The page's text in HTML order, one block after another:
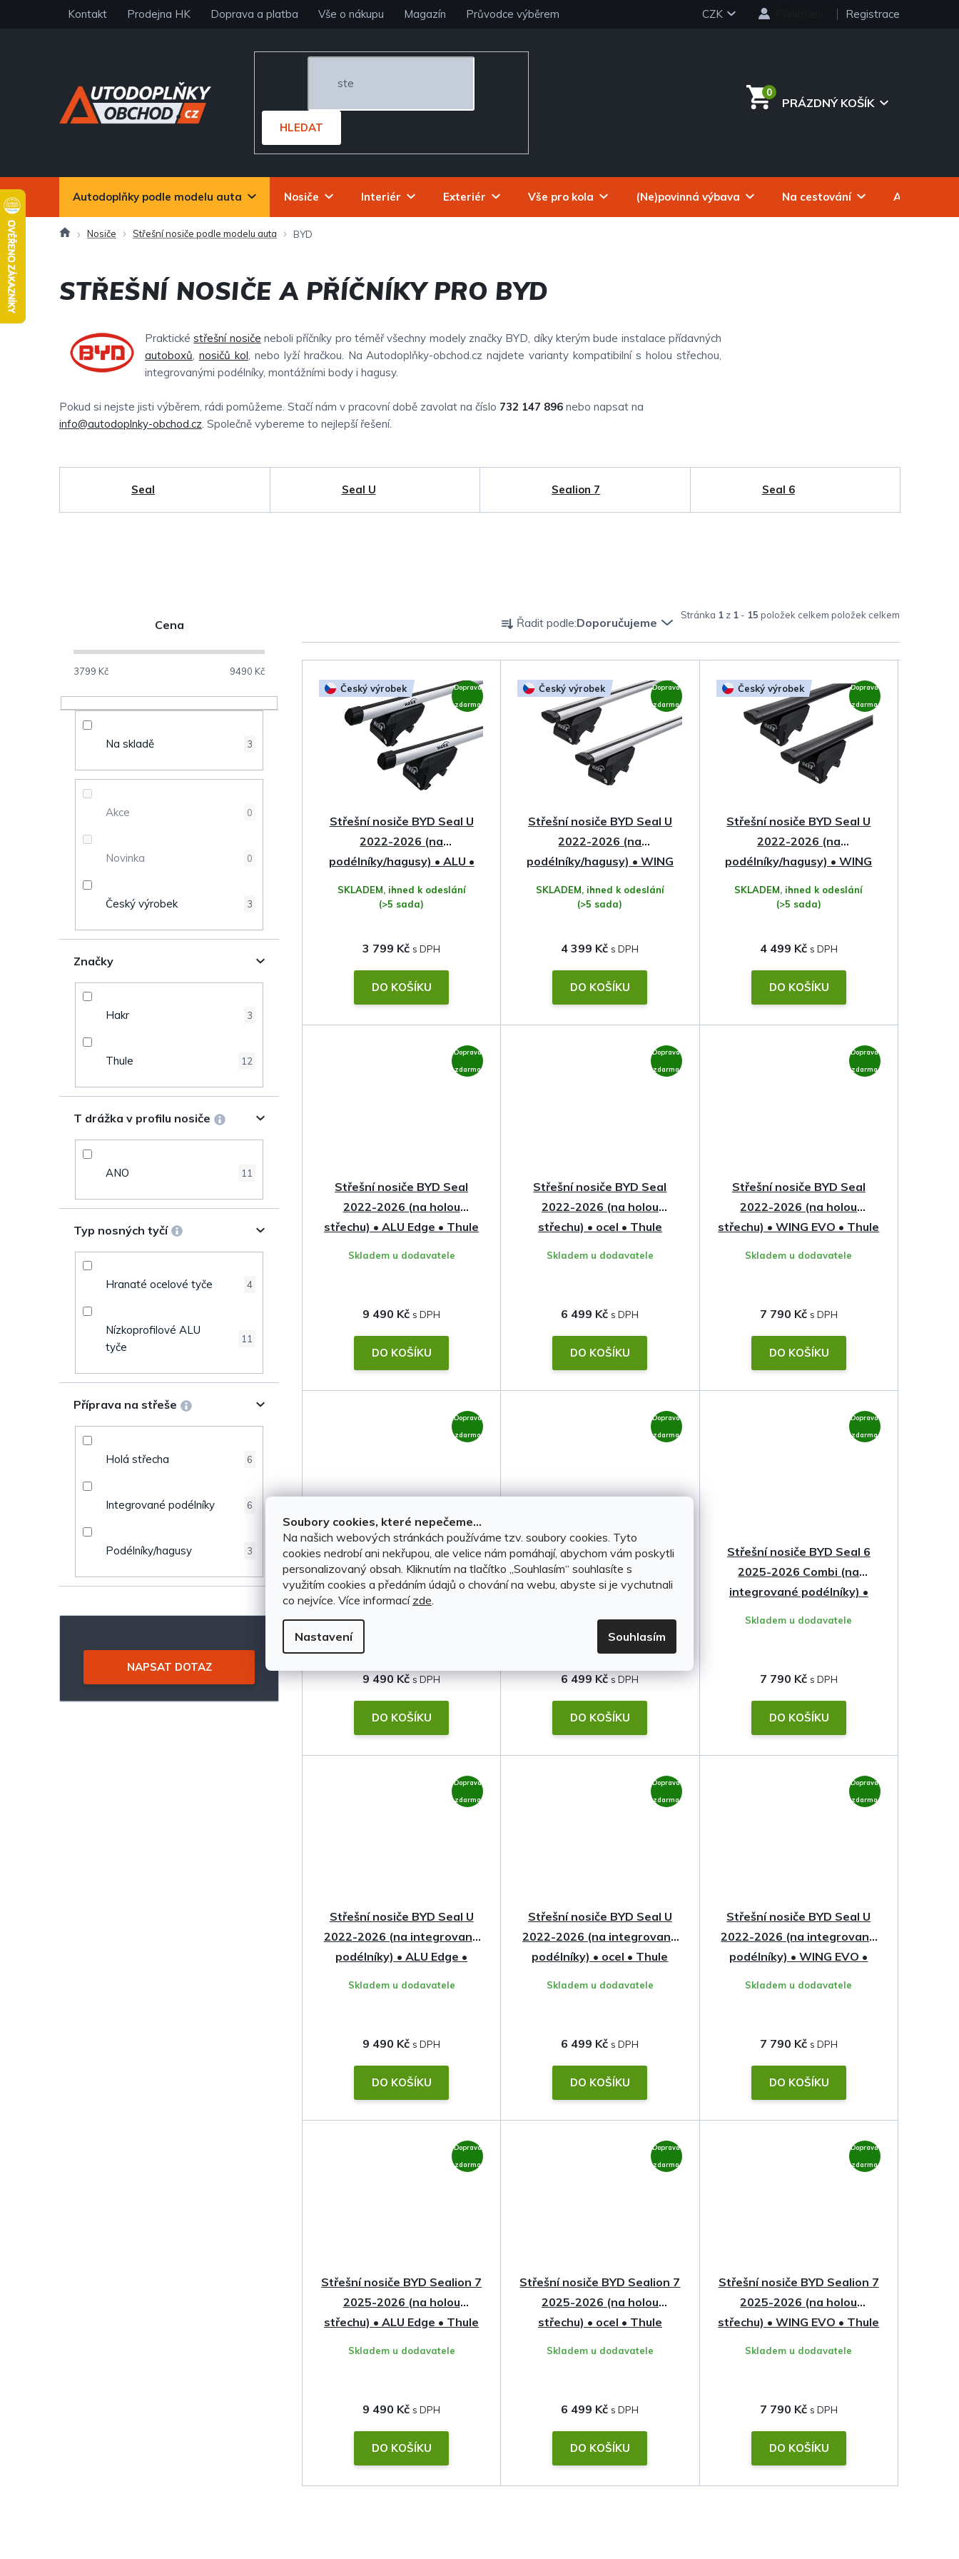
Soubory cookies, které nepečeme...
Na našich webových stránkách používáme tzv. soubory cookies. Tyto
cookies nedrobí ani nekřupou, ale velice nám pomáhají, abychom vám poskytli
personalizovaný obsah. Kliknutím na tlačítko ,,Souhlasím“ souhlasíte s
využitím cookies a předáním údajů o chování na webu, abyste si je vychutnali
co nejvíce. Více informací zde.
Nastavení Souhlasím
Kontakt Prodejna HK Doprava a platba Vše o nákupu Magazín Průvodce výběrem CZK Registrace
HLEDAT
PRÁZDNÝ KOŠÍK
Autodoplňky podle modelu auta Nosiče Interiér Exteriér Vše pro kola (Ne)povinná výbava Na cestování
DomůNosiče Střešní nosiče podle modelu auta BYD
STŘEŠNÍ NOSIČE A PŘÍČNÍKY PRO BYD
Praktickéstřešní nosiče neboli příčníky pro téměř všechny modely značky BYD, díky kterým bude instalace přídavných
autoboxů, nosičů kol, nebo lyží hračkou. Na Autodoplňky-obchod.cz najdete varianty kompatibilní s holou střechou,
integrovanými podélníky, montážními body i hagusy.
Pokud si nejste jisti výběrem, rádi pomůžeme. Stačí nám v pracovní době zavolat na číslo 732 147 896 nebo napsat na
info@autodoplnky-obchod.cz. Společně vybereme to nejlepší řešení.
Seal Seal U Sealion 7 Seal 6
t
a
Cena
3799 Kč 9490 Kč
Na skladě 3
Akce 0
Novinka 0
Český výrobek 3
Značky
Hakr 3
Thule 12
T drážka v profilu nosiče
ANO 11
Typ nosných tyčí
Hranaté ocelové tyče 4
Nízkoprofilové ALU
tyče
11
Příprava na střeše
Holá střecha 6
Integrované podélníky 6
Podélníky/hagusy 3
NAPSAT DOTAZ
Stránka 1 z 1 - 15 položek celkem
Ř
a
ů
Řadit podle:Doporučujeme
V
t
Český výrobek Doprava
zdarma
Střešní nosiče BYD Seal U
2022-2026 (na
podélníky/hagusy) • ALU •
SKLADEM, ihned k odeslání
(>5 sada)
3 799 Kč
DO KOŠÍKU
Český výrobek Doprava
zdarma
Střešní nosiče BYD Seal U
2022-2026 (na
podélníky/hagusy) • WING
SKLADEM, ihned k odeslání
(>5 sada)
4 399 Kč
DO KOŠÍKU
Český výrobek Doprava
zdarma
Střešní nosiče BYD Seal U
2022-2026 (na
podélníky/hagusy) • WING
SKLADEM, ihned k odeslání
(>5 sada)
4 499 Kč
DO KOŠÍKU
Doprava
zdarma
Střešní nosiče BYD Seal
2022-2026 (na holou
střechu) • ALU Edge • Thule
Skladem u dodavatele
9 490 Kč
DO KOŠÍKU
Doprava
zdarma
Střešní nosiče BYD Seal
2022-2026 (na holou
střechu) • ocel • Thule
Skladem u dodavatele
6 499 Kč
DO KOŠÍKU
Doprava
zdarma
Střešní nosiče BYD Seal
2022-2026 (na holou
střechu) • WING EVO • Thule
Skladem u dodavatele
7 790 Kč
DO KOŠÍKU
Doprava
zdarma
Střešní nosiče BYD Seal 6
2025-2026 Combi (na
integrované podélníky) •
Skladem u dodavatele
9 490 Kč
DO KOŠÍKU
Doprava
zdarma
Střešní nosiče BYD Seal 6
2025-2026 Combi (na
integrované podélníky) •
Skladem u dodavatele
6 499 Kč
DO KOŠÍKU
Doprava
zdarma
Střešní nosiče BYD Seal 6
2025-2026 Combi (na
integrované podélníky) •
Skladem u dodavatele
7 790 Kč
DO KOŠÍKU
Doprava
zdarma
Střešní nosiče BYD Seal U
2022-2026 (na integrované
podélníky) • ALU Edge •
Skladem u dodavatele
9 490 Kč
DO KOŠÍKU
Doprava
zdarma
Střešní nosiče BYD Seal U
2022-2026 (na integrované
podélníky) • ocel • Thule
Skladem u dodavatele
6 499 Kč
DO KOŠÍKU
Doprava
zdarma
Střešní nosiče BYD Seal U
2022-2026 (na integrované
podélníky) • WING EVO •
Skladem u dodavatele
7 790 Kč
DO KOŠÍKU
Doprava
zdarma
Střešní nosiče BYD Sealion 7
2025-2026 (na holou
střechu) • ALU Edge • Thule
Skladem u dodavatele
9 490 Kč
DO KOŠÍKU
Doprava
zdarma
Střešní nosiče BYD Sealion 7
2025-2026 (na holou
střechu) • ocel • Thule
Skladem u dodavatele
6 499 Kč
DO KOŠÍKU
Doprava
zdarma
Střešní nosiče BYD Sealion 7
2025-2026 (na holou
střechu) • WING EVO • Thule
Skladem u dodavatele
7 790 Kč
DO KOŠÍKU